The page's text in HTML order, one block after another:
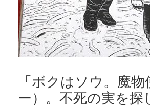
「ボクはソウ。魔
ー）。不死の実を探